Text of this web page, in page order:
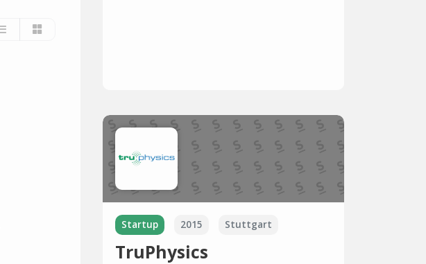
Startup 2015 Stuttgart
TruPhysics